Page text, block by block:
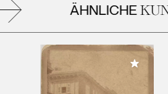
ÄHNLICHE
Meiner